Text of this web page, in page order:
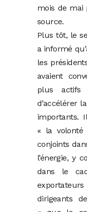
mois de mai
source.
Plus tôt, le
a informé
les
avaient
plus actifs
d’accélérer
importants.
« la volonté
conjoints
l’énergie, y
dans le
dirigeants